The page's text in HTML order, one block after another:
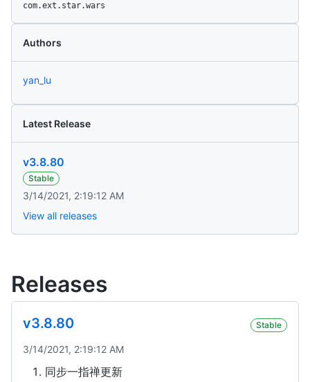
com.ext.star.wars
Authors
yan_lu
Latest Release
v3.8.80
Stable
3/14/2021, 2:19:12 AM
View all releases
Releases
v3.8.80 Stable
3/14/2021, 2:19:12 AM
同步一指禅更新